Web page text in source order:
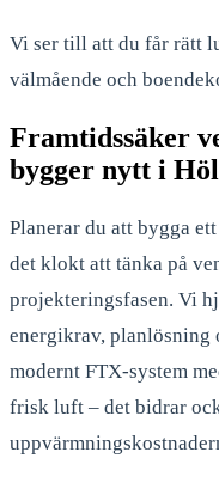
Vi ser till att du får rätt
välmående och
Framtidssäker
bygger nytt i
Planerar du att bygga
det klokt att tänka på
projekteringsfasen. Vi
energikrav, planlösning
modernt FTX-system
frisk luft – det bidrar